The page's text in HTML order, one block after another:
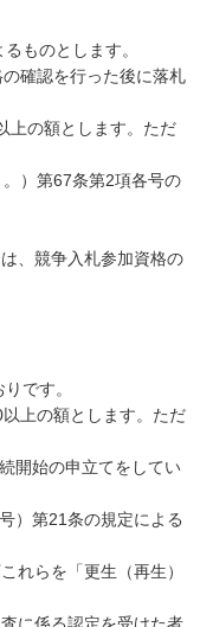
ものとします。
確認を行った後に落札
上の額とします。ただ
）第67条第2項各号の
、競争入札参加資格の
です。
上の額とします。ただ
始の申立てをしてい
第21条の規定による
らを「更生（再生）